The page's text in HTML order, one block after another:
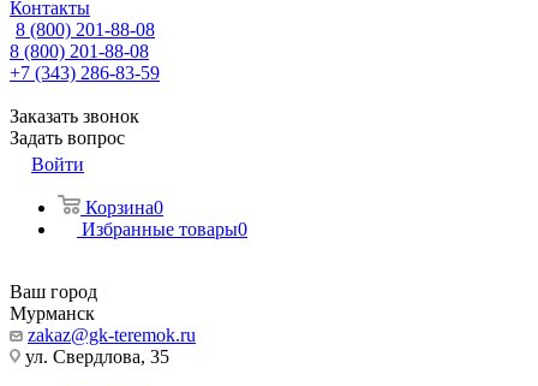
Контакты
8 (800) 201-88-08
8 (800) 201-88-08
+7 (343) 286-83-59
Заказать звонок
Задать вопрос
Войти
Корзина0
Избранные товары0
Ваш город
Мурманск
zakaz@gk-teremok.ru
ул. Свердлова, 35